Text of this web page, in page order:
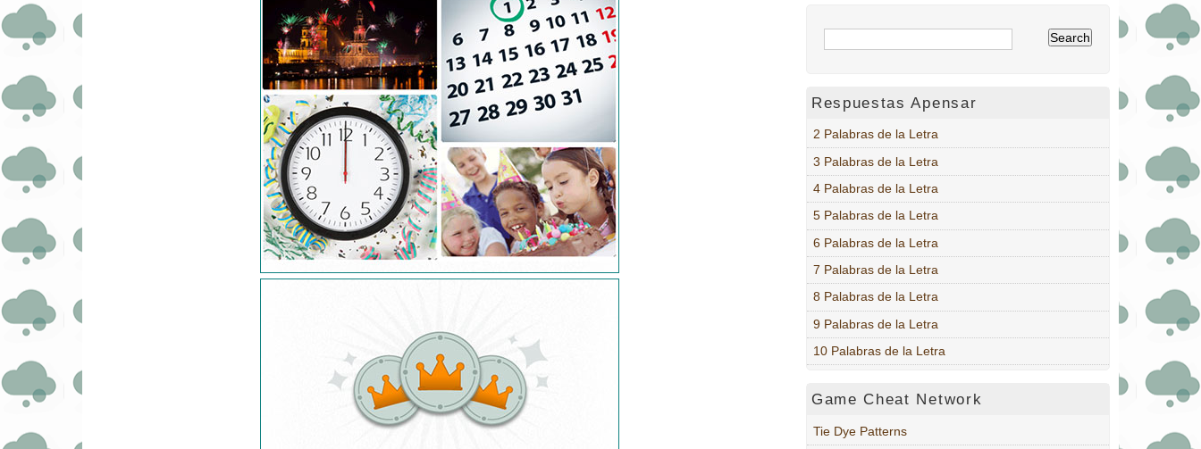
Respuestas Apensar
2 Palabras de la Letra
3 Palabras de la Letra
4 Palabras de la Letra
5 Palabras de la Letra
6 Palabras de la Letra
7 Palabras de la Letra
8 Palabras de la Letra
9 Palabras de la Letra
10 Palabras de la Letra
Game Cheat Network
Tie Dye Patterns